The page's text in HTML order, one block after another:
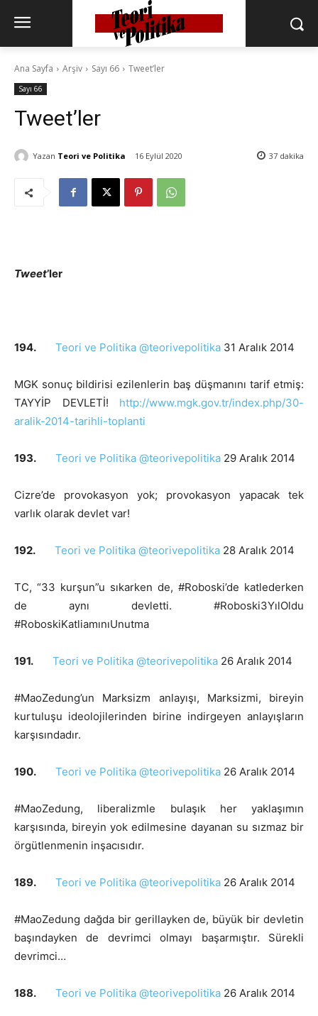
Ana Sayfa Arşiv Sayı 66 Tweet’ler
Sayı 66
Tweet’ler
Yazan Teori ve Politika 16 Eylül 2020 37 dakika
Tweet’ler
194. Teori ve Politika @teorivepolitika 31 Aralık 2014
MGK sonuç bildirisi ezilenlerin baş düşmanını tarif etmiş:
TAYYİP DEVLETİ! http://www.mgk.gov.tr/index.php/30-
aralik-2014-tarihli-toplanti
193. Teori ve Politika @teorivepolitika 29 Aralık 2014
Cizre’de provokasyon yok; provokasyon yapacak tek
varlık olarak devlet var!
192. Teori ve Politika @teorivepolitika 28 Aralık 2014
TC, “33 kurşun”u sıkarken de, #Roboski’de katlederken
de aynı devletti. #Roboski3YılOldu
#RoboskiKatliamınıUnutma
191. Teori ve Politika @teorivepolitika 26 Aralık 2014
#MaoZedung’un Marksizm anlayışı, Marksizmi, bireyin
kurtuluşu ideolojilerinden birine indirgeyen anlayışların
karşısındadır.
190. Teori ve Politika @teorivepolitika 26 Aralık 2014
#MaoZedung, liberalizmle bulaşık her yaklaşımın
karşısında, bireyin yok edilmesine dayanan su sızmaz bir
örgütlenmenin inşacısıdır.
189. Teori ve Politika @teorivepolitika 26 Aralık 2014
#MaoZedung dağda bir gerillayken de, büyük bir devletin
başındayken de devrimci olmayı başarmıştır. Sürekli
devrimci…
188. Teori ve Politika @teorivepolitika 26 Aralık 2014